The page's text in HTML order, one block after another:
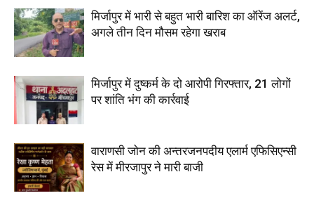
मिर्जापुर में भारी से बहुत भारी बारिश का ऑरेंज अलर्ट,
अगले तीन दिन मौसम रहेगा खराब
मिर्जापुर में दुष्कर्म के दो आरोपी गिरफ्तार, 21 लोगों
पर शांति भंग की कार्रवाई
वाराणसी जोन की अन्तरजनपदीय एलार्म एफिसिएन्सी
रेस में मीरजापुर ने मारी बाजी